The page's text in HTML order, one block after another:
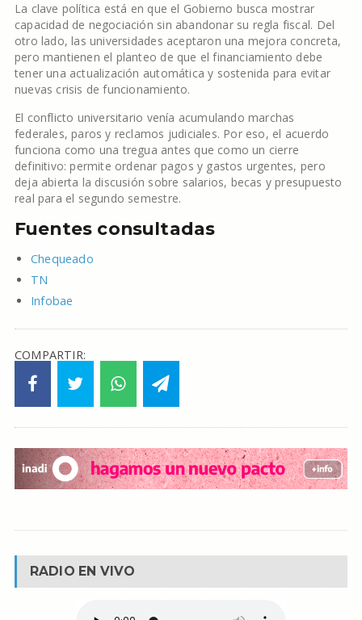
La clave política está en que el Gobierno busca mostrar
capacidad de negociación sin abandonar su regla fiscal. Del
otro lado, las universidades aceptaron una mejora concreta,
pero mantienen el planteo de que el financiamiento debe
tener una actualización automática y sostenida para evitar
nuevas crisis de funcionamiento.
El conflicto universitario venía acumulando marchas
federales, paros y reclamos judiciales. Por eso, el acuerdo
funciona como una tregua antes que como un cierre
definitivo: permite ordenar pagos y gastos urgentes, pero
deja abierta la discusión sobre salarios, becas y presupuesto
real para el segundo semestre.
Fuentes consultadas
Chequeado
TN
Infobae
COMPARTIR:
RADIO EN VIVO